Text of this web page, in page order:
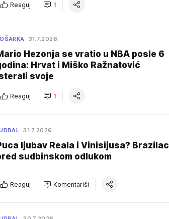
Reaguj 1
31.7.2026.
Hezonja se vratio u NBA posle 6
Hrvat i Miško Ražnatović
svoje
Reaguj 1
31.7.2026.
ljubav Reala i Vinisijusa? Brazilac
sudbinskom odlukom
Reaguj Komentariši